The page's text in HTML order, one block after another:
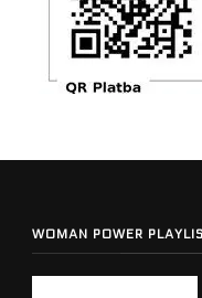
WOMAN POWER